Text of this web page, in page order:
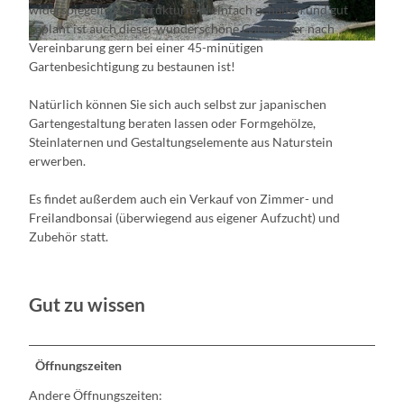
© Mario Kurzweg
© Mario Kurzweg
widerspiegeln. Klar strukturiert, einfach gehalten und gut
geplant ist auch dieser wunderschöne Garten, der nach
Vereinbarung gern bei einer 45-minütigen
Gartenbesichtigung zu bestaunen ist!
Natürlich können Sie sich auch selbst zur japanischen
Gartengestaltung beraten lassen oder Formgehölze,
Steinlaternen und Gestaltungselemente aus Naturstein
erwerben.
Es findet außerdem auch ein Verkauf von Zimmer- und
Freilandbonsai (überwiegend aus eigener Aufzucht) und
Zubehör statt.
Gut zu wissen
Öffnungszeiten
Andere Öffnungszeiten: